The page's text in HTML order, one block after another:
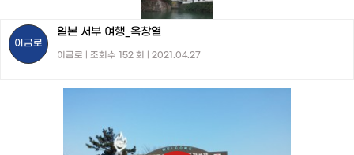
이금로
일본 서부 여행_옥창열
이금로 | 조회수 152 회 | 2021.04.27